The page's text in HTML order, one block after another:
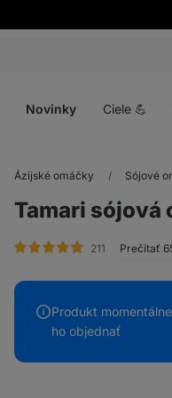
Novinky Ciele 💪
Ázijské omáčky Sójové
Tamari sójová
211 hodnotenie
Prečítať
Produkt
ho objednať